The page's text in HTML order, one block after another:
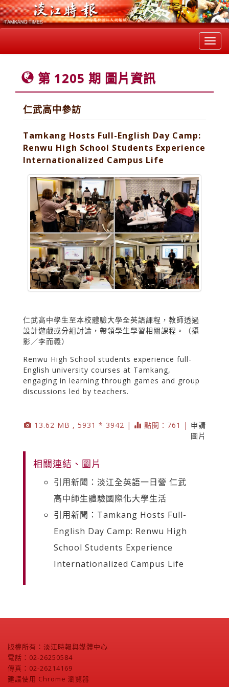
第 1205 期 圖片資訊
仁武高中參訪
Tamkang Hosts Full-English Day Camp:
Renwu High School Students Experience
Internationalized Campus Life
仁武高中學生至本校體驗大學全英語課程，教師透過
設計遊戲或分組討論，帶領學生學習相關課程。（攝
影／李而義）
Renwu High School students experience full-
English university courses at Tamkang,
engaging in learning through games and group
discussions led by teachers.
13.62 MB , 5931 * 3942 | 點閱：761 | 申請
圖片
相關連結、圖片
引用新聞：淡江全英語一日營 仁武
高中師生體驗國際化大學生活
引用新聞：Tamkang Hosts Full-
English Day Camp: Renwu High
School Students Experience
Internationalized Campus Life
版權所有：淡江時報與媒體中心
電話：02-26250584
傳真：02-26214169
建議使用 Chrome 瀏覽器